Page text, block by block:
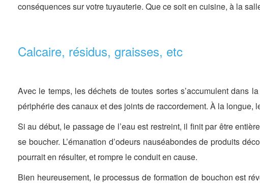
conséquences sur votre tuyauterie. Que ce soit en cuisine, à la
Calcaire, résidus, graisses, etc
Avec le temps, les déchets de toutes sortes s’accumulent dans
périphérie des canaux et des joints de raccordement. À la longue,
Si au début, le passage de l’eau est restreint, il finit par être
se boucher. L’émanation d’odeurs nauséabondes de produits
pourrait en résulter, et rompre le conduit en cause.
Bien heureusement, le processus de formation de bouchon est